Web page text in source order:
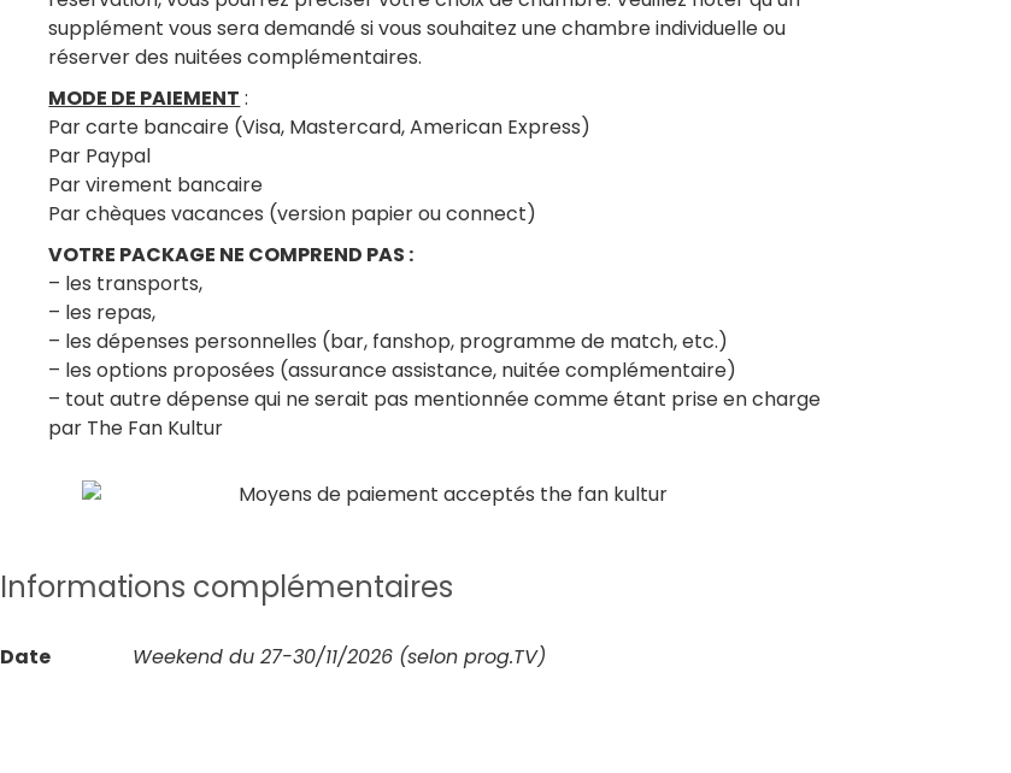
supplément vous sera demandé si vous souhaitez une chambre individuelle ou
réserver des nuitées complémentaires.
MODE DE PAIEMENT :
Par carte bancaire (Visa, Mastercard, American Express)
Par Paypal
Par virement bancaire
Par chèques vacances (version papier ou connect)
VOTRE PACKAGE NE COMPREND PAS :
– les transports,
– les repas,
– les dépenses personnelles (bar, fanshop, programme de match, etc.)
– les options proposées (assurance assistance, nuitée complémentaire)
– tout autre dépense qui ne serait pas mentionnée comme étant prise en charge
par The Fan Kultur
Informations complémentaires
Date Weekend du 27-30/11/2026 (selon prog.TV)